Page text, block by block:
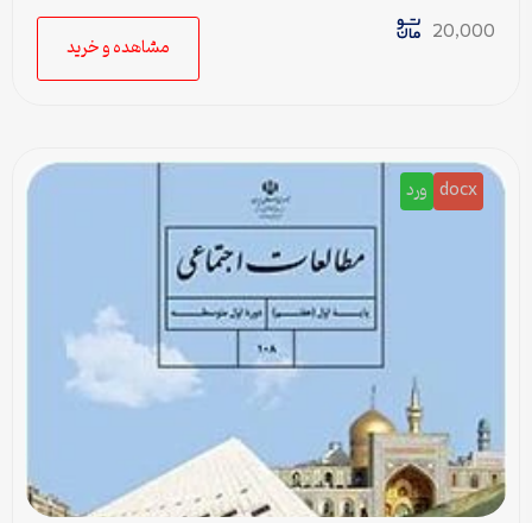
20,000
مشاهده و خرید
docx ورد